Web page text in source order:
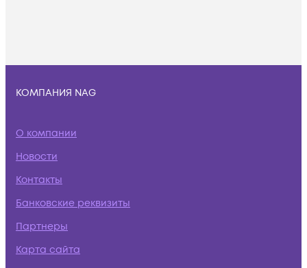
КОМПАНИЯ NAG
О компании
Новости
Контакты
Банковские реквизиты
Партнеры
Карта сайта